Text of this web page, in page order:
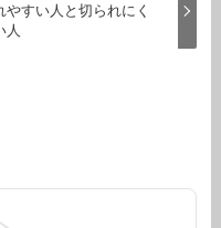
やすい人と切られにく
人